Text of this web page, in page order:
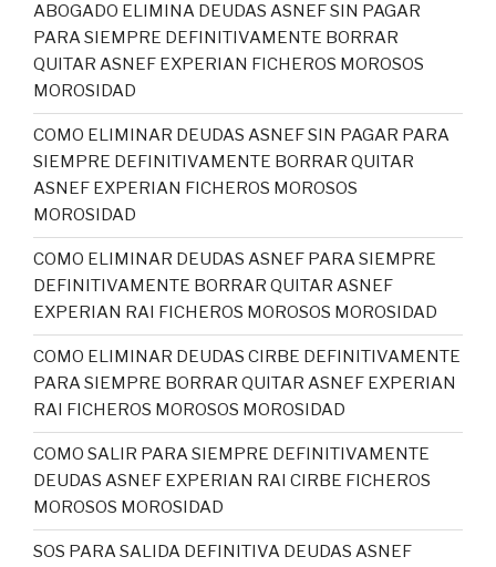
ABOGADO ELIMINA DEUDAS ASNEF SIN PAGAR
PARA SIEMPRE DEFINITIVAMENTE BORRAR
QUITAR ASNEF EXPERIAN FICHEROS MOROSOS
MOROSIDAD
COMO ELIMINAR DEUDAS ASNEF SIN PAGAR PARA
SIEMPRE DEFINITIVAMENTE BORRAR QUITAR
ASNEF EXPERIAN FICHEROS MOROSOS
MOROSIDAD
COMO ELIMINAR DEUDAS ASNEF PARA SIEMPRE
DEFINITIVAMENTE BORRAR QUITAR ASNEF
EXPERIAN RAI FICHEROS MOROSOS MOROSIDAD
COMO ELIMINAR DEUDAS CIRBE DEFINITIVAMENTE
PARA SIEMPRE BORRAR QUITAR ASNEF EXPERIAN
RAI FICHEROS MOROSOS MOROSIDAD
COMO SALIR PARA SIEMPRE DEFINITIVAMENTE
DEUDAS ASNEF EXPERIAN RAI CIRBE FICHEROS
MOROSOS MOROSIDAD
SOS PARA SALIDA DEFINITIVA DEUDAS ASNEF